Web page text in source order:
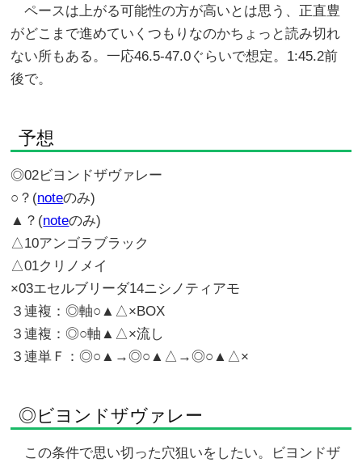
ペースは上がる可能性の方が高いとは思う、正直豊
がどこまで進めていくつもりなのかちょっと読み切れ
ない所もある。一応46.5-47.0ぐらいで想定。1:45.2前
後で。
予想
◎02ビヨンドザヴァレー
○？(noteのみ)
▲？(noteのみ)
△10アンゴラブラック
△01クリノメイ
×03エセルブリーダ14ニシノティアモ
３連複：◎軸○▲△×BOX
３連複：◎○軸▲△×流し
３連単Ｆ：◎○▲→◎○▲△→◎○▲△×
◎ビヨンドザヴァレー
この条件で思い切った穴狙いをしたい。ビヨンドザ